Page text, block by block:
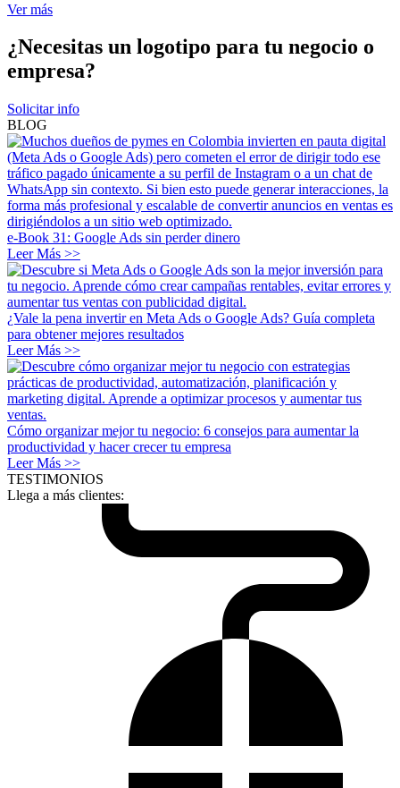
Ver más
¿Necesitas un logotipo para tu negocio o
empresa?
Solicitar info
BLOG
e-Book 31: Google Ads sin perder dinero
Leer Más >>
¿Vale la pena invertir en Meta Ads o Google Ads? Guía completa
para obtener mejores resultados
Leer Más >>
Cómo organizar mejor tu negocio: 6 consejos para aumentar la
productividad y hacer crecer tu empresa
Leer Más >>
TESTIMONIOS
Llega a más clientes: